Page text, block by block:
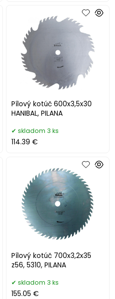
Pílový kotúč 600x3,5x30
HANIBAL, PILANA
skladom 3 ks
114.39 €
Pílový kotúč 700x3,2x35
z56, 5310, PILANA
skladom 3 ks
155.05 €